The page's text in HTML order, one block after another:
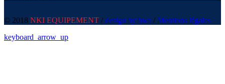
© 2018 NKI EQUIPEMENT / design by bwa / Mentions légales
keyboard_arrow_up